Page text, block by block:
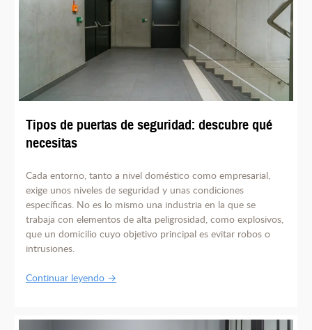
Tipos de puertas de seguridad: descubre qué
necesitas
Cada entorno, tanto a nivel doméstico como empresarial,
exige unos niveles de seguridad y unas condiciones
específicas. No es lo mismo una industria en la que se
trabaja con elementos de alta peligrosidad, como explosivos,
que un domicilio cuyo objetivo principal es evitar robos o
intrusiones.
Continuar leyendo →